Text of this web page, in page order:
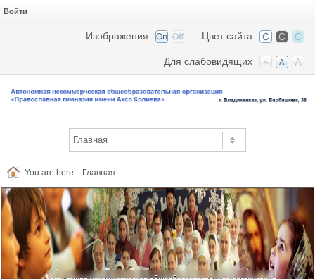
Войти
Цвет сайта
Изображения
Для слабовидящих
You are here: Главная